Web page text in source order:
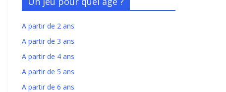
A partir de 2 ans
A partir de 3 ans
A partir de 4 ans
A partir de 5 ans
A partir de 6 ans